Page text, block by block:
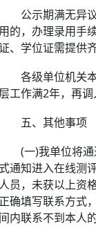
示期满无异议
的，办理录用手
、学位证需提供齐
级单位机关本
工作满2年，再调
、其他事项
一)我单位将通过
通知进入在线测
员，未获以上资
确填写联系方式
内联系不到本人